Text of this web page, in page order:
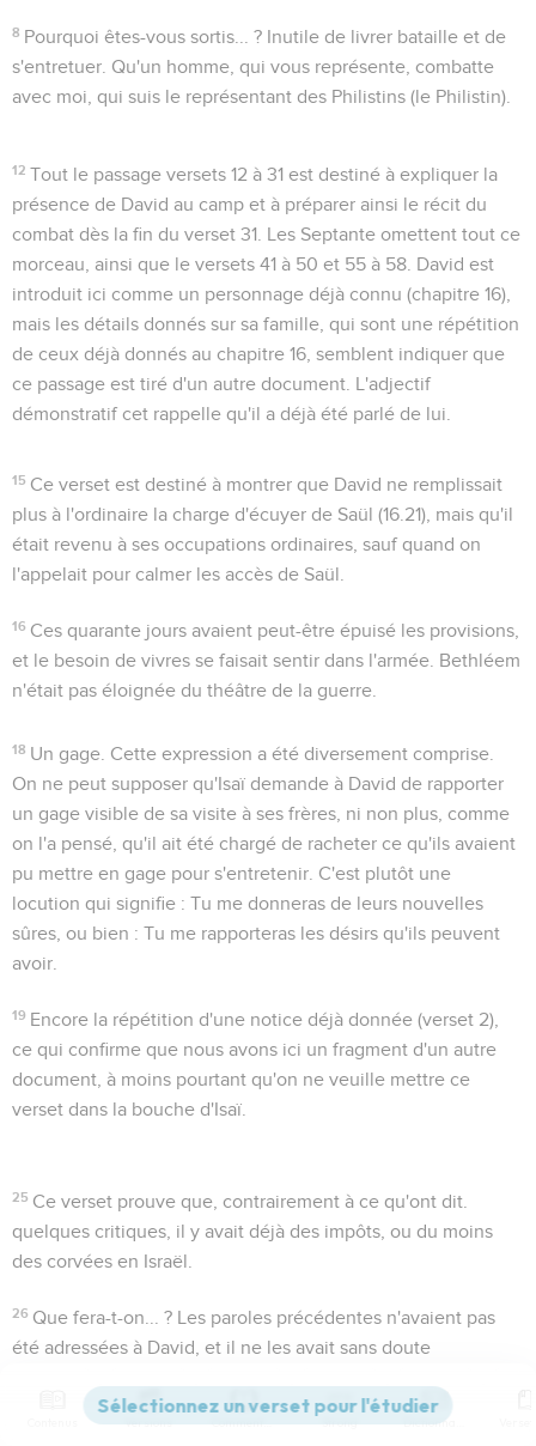
8 Pourquoi êtes-vous sortis... ? Inutile de livrer bataille et de
s'entretuer. Qu'un homme, qui vous représente, combatte
avec moi, qui suis le représentant des Philistins (le Philistin).
12 Tout le passage versets 12 à 31 est destiné à expliquer la
présence de David au camp et à préparer ainsi le récit du
combat dès la fin du verset 31. Les Septante omettent tout ce
morceau, ainsi que le versets 41 à 50 et 55 à 58. David est
introduit ici comme un personnage déjà connu (chapitre 16),
mais les détails donnés sur sa famille, qui sont une répétition
de ceux déjà donnés au chapitre 16, semblent indiquer que
ce passage est tiré d'un autre document. L'adjectif
démonstratif cet rappelle qu'il a déjà été parlé de lui.
15 Ce verset est destiné à montrer que David ne remplissait
plus à l'ordinaire la charge d'écuyer de Saül (16.21), mais qu'il
était revenu à ses occupations ordinaires, sauf quand on
l'appelait pour calmer les accès de Saül.
16 Ces quarante jours avaient peut-être épuisé les provisions,
et le besoin de vivres se faisait sentir dans l'armée. Bethléem
n'était pas éloignée du théâtre de la guerre.
18 Un gage . Cette expression a été diversement comprise.
On ne peut supposer qu'Isaï demande à David de rapporter
un gage visible de sa visite à ses frères, ni non plus, comme
on l'a pensé, qu'il ait été chargé de racheter ce qu'ils avaient
pu mettre en gage pour s'entretenir. C'est plutôt une
locution qui signifie : Tu me donneras de leurs nouvelles
sûres, ou bien : Tu me rapporteras les désirs qu'ils peuvent
avoir.
19 Encore la répétition d'une notice déjà donnée (verset 2),
ce qui confirme que nous avons ici un fragment d'un autre
document, à moins pourtant qu'on ne veuille mettre ce
verset dans la bouche d'Isaï.
25 Ce verset prouve que, contrairement à ce qu'ont dit.
quelques critiques, il y avait déjà des impôts, ou du moins
des corvées en Israël.
26 Que fera-t-on... ? Les paroles précédentes n'avaient pas
été adressées à David, et il ne les avait sans doute
Cet incirconcis...Dans ces paroles vibre déjà le sentiment
Versions Commentaires Strong